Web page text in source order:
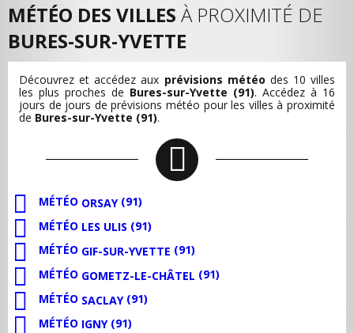
MÉTÉO DES VILLES À PROXIMITÉ DE
BURES-SUR-YVETTE
Découvrez et accédez aux prévisions météo des 10 villes
les plus proches de Bures-sur-Yvette (91). Accédez à 16
jours de jours de prévisions météo pour les villes à proximité
de Bures-sur-Yvette (91).
MÉTÉO ORSAY (91)
MÉTÉO LES ULIS (91)
MÉTÉO GIF-SUR-YVETTE (91)
MÉTÉO GOMETZ-LE-CHÂTEL (91)
MÉTÉO SACLAY (91)
MÉTÉO IGNY (91)